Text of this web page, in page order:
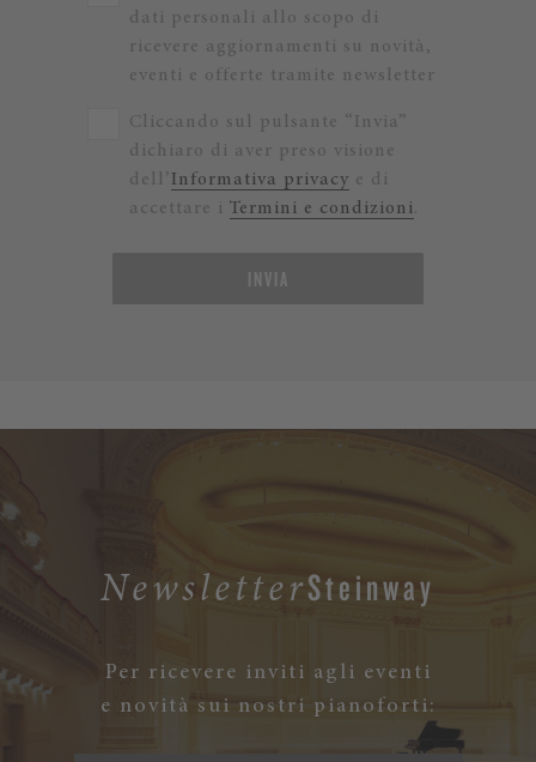
dati personali allo scopo di
ricevere aggiornamenti su novità,
eventi e offerte tramite newsletter
Cliccando sul pulsante “Invia”
dichiaro di aver preso visione
dell’Informativa privacy e di
accettare i Termini e condizioni.
INVIA
NewsletterSteinway
Per ricevere inviti agli eventi
e novità sui nostri pianoforti: